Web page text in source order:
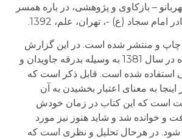
– بازکاوی و پژوهشی، در باره همسر
سجاد (ع) -، تهران، علم، 1392.
چاپ و منتشر شده است. در این گزارش
از نسخه منتشر شده در سال 1381 به وسیله بدرقه جاویدان و
استفاده شده است. قابل ذکر است که
به معنای اعتبار بخشیدن به آن
است که این کتاب در زمان خودش
و خوانده شد و شاید هنوز نیز مورد
شود. در هرحال تحلیل و نظری است که